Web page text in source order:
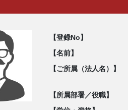
【登録No】
【名前】
【ご所属（法人名）】
【所属部署／役職】